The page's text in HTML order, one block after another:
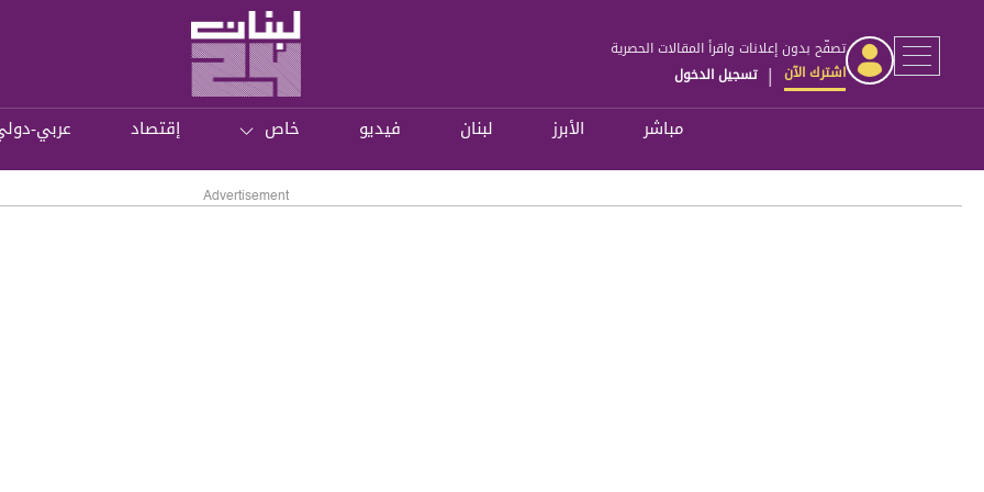
تصفّح بدون إعلانات واقرأ المقالات الحصرية
اشترك الآن | تسجيل الدخول
مباشر الأبرز لبنان فيديو خاص إقتصاد عربي-
Advertisement